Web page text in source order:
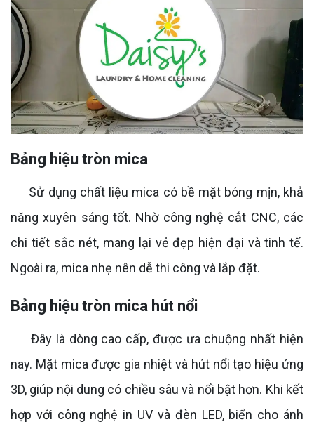
Bảng hiệu tròn mica
Sử dụng chất liệu mica có bề mặt bóng mịn, khả
năng xuyên sáng tốt. Nhờ công nghệ cắt CNC, các
chi tiết sắc nét, mang lại vẻ đẹp hiện đại và tinh tế.
Ngoài ra, mica nhẹ nên dễ thi công và lắp đặt.
Bảng hiệu tròn mica hút nổi
Đây là dòng cao cấp, được ưa chuộng nhất hiện
nay. Mặt mica được gia nhiệt và hút nổi tạo hiệu ứng
3D, giúp nội dung có chiều sâu và nổi bật hơn. Khi kết
hợp với công nghệ in UV và đèn LED, biển cho ánh